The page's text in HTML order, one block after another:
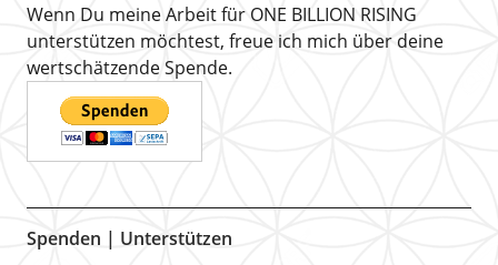
Wenn Du meine Arbeit für ONE BILLION RISING
unterstützen möchtest, freue ich mich über deine
wertschätzende Spende.
Spenden | Unterstützen